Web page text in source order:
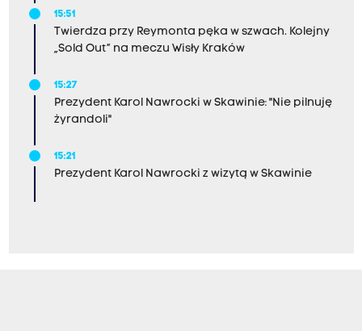
15:51
Twierdza przy Reymonta pęka w szwach. Kolejny
„Sold Out” na meczu Wisły Kraków
15:27
Prezydent Karol Nawrocki w Skawinie: "Nie pilnuję
żyrandoli"
15:21
Prezydent Karol Nawrocki z wizytą w Skawinie